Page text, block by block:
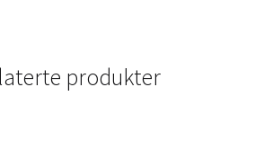
produkter